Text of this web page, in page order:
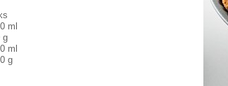
ml
g
ml
g